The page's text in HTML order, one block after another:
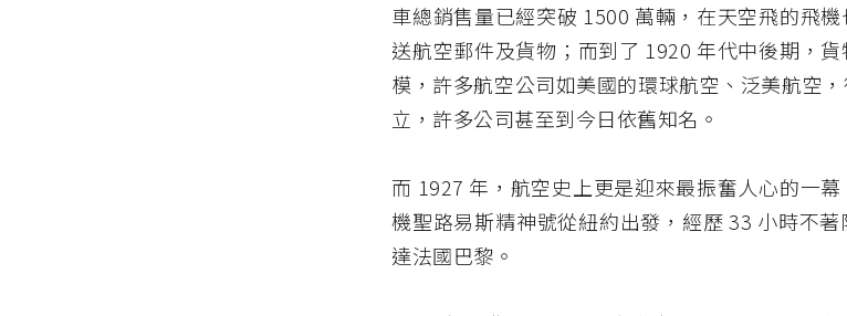
車總銷售量已經突破 1500 萬輛，在天空飛的飛
送航空郵件及貨物；而到了 1920 年代中後期，
模，許多航空公司如美國的環球航空、泛美航空
立，許多公司甚至到今日依舊知名。
而 1927 年，航空史上更是迎來最振奮人心的一
機聖路易斯精神號從紐約出發，經歷 33 小時不
達法國巴黎。